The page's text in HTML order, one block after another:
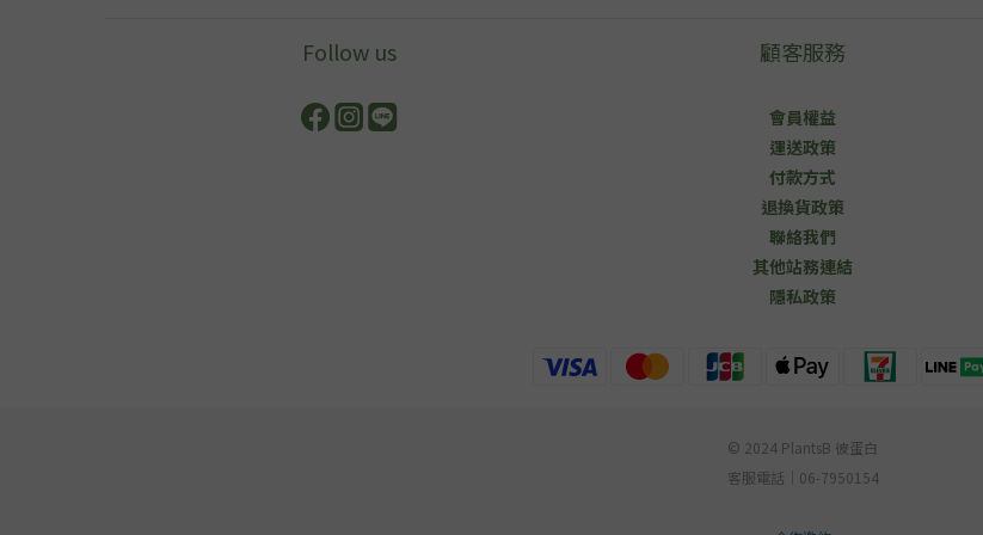
Follow us 顧客服務
會員權益
運送政策
付款方式
退換貨政策
聯絡我們
其他站務連結
隱私政策
© 2024 PlantsB 彼蛋白
客服電話｜06-7950154